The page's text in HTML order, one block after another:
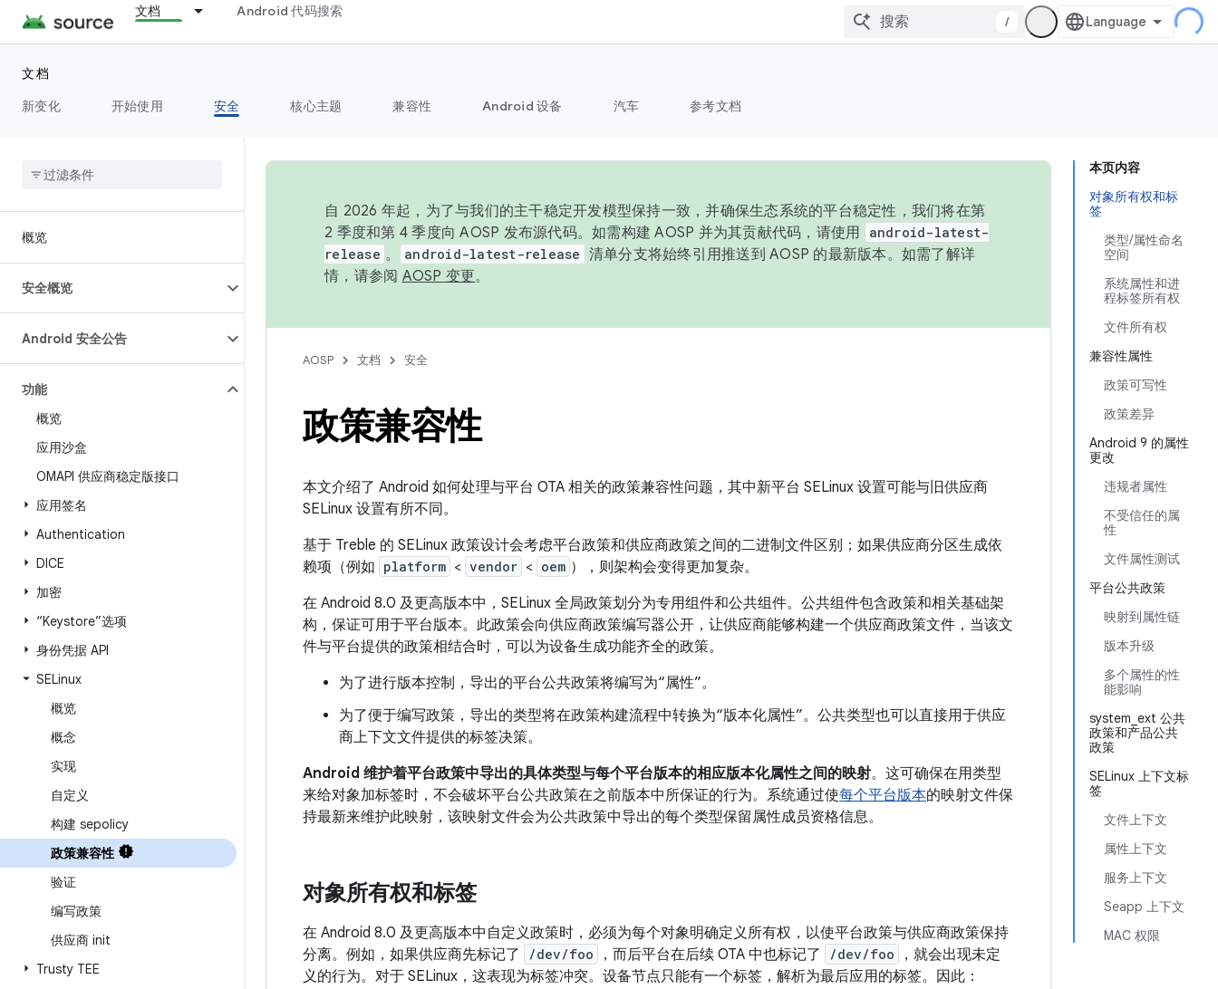
文档 Android 代码搜索
/
文档
新变化
开始使用 安全 核心主题 兼容性 Android 设备 汽车 参考文档
概览
安全概览
Android 安全公告
功能
概览
应用沙盒
OMAPI 供应商稳定版接口
应用签名
Authentication
DICE
加密
“Keystore”选项
身份凭据 API
SELinux
概览
概念
实现
自定义
构建 sepolicy
政策兼容性
验证
编写政策
供应商 init
Trusty TEE
本页内容
对象所有权和标
签
类型/属性命名
空间
系统属性和进
程标签所有权
文件所有权
兼容性属性
政策可写性
政策差异
Android 9 的属性
更改
违规者属性
不受信任的属
性
文件属性测试
平台公共政策
映射到属性链
版本升级
多个属性的性
能影响
system_ext 公共
政策和产品公共
政策
SELinux 上下文标
签
文件上下文
属性上下文
服务上下文
Seapp 上下文
MAC 权限
自 2026 年起，为了与我们的主干稳定开发模型保持一致，并确保生态系统的平台稳定性，我们将在第
2 季度和第 4 季度向 AOSP 发布源代码。如需构建 AOSP 并为其贡献代码，请使用
android-latest-
release 。 android-latest-release 清单分支将始终引用推送到 AOSP 的最新版本。如需了解详
情，请参阅 AOSP 变更。
AOSP 文档 安全
政策兼容性
本文介绍了 Android 如何处理与平台 OTA 相关的政策兼容性问题，其中新平台 SELinux 设置可能与旧供应商
SELinux 设置有所不同。
基于 Treble 的 SELinux 政策设计会考虑平台政策和供应商政策之间的二进制文件区别；如果供应商分区生成依
赖项（例如 platform < vendor < oem ），则架构会变得更加复杂。
在 Android 8.0 及更高版本中，SELinux 全局政策划分为专用组件和公共组件。公共组件包含政策和相关基础架
构，保证可用于平台版本。此政策会向供应商政策编写器公开，让供应商能够构建一个供应商政策文件，当该文
件与平台提供的政策相结合时，可以为设备生成功能齐全的政策。
为了进行版本控制，导出的平台公共政策将编写为“属性”。
为了便于编写政策，导出的类型将在政策构建流程中转换为“版本化属性”。 公共类型也可以直接用于供应
商上下文文件提供的标签决策。
Android 维护着平台政策中导出的具体类型与每个平台版本的相应版本化属性之间的映射。这可确保在用类型
来给对象加标签时，不会破坏平台公共政策在之前版本中所保证的行为。系统通过使每个平台版本的映射文件保
持最新来维护此映射，该映射文件会为公共政策中导出的每个类型保留属性成员资格信息。
对象所有权和标签
在 Android 8.0 及更高版本中自定义政策时，必须为每个对象明确定义所有权，以使平台政策与供应商政策保持
分离。例如，如果供应商先标记了
/dev/foo ，而后平台在后续 OTA 中也标记了 /dev/foo
，就会出现未定
义的行为。对于 SELinux，这表现为标签冲突。设备节点只能有一个标签，解析为最后应用的标签。因此：